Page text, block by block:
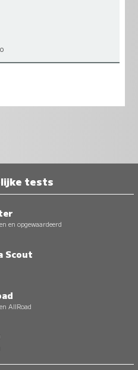
tests
en opgewaardeerd
Scout
AllRoad